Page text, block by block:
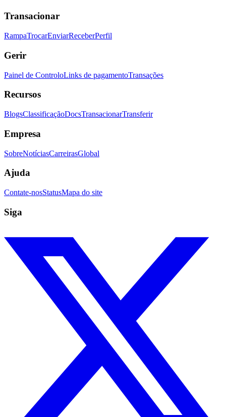
Transacionar
RampaTrocarEnviarReceberPerfil
Gerir
Painel de ControloLinks de pagamentoTransações
Recursos
BlogsClassificaçãoDocsTransacionarTransferir
Empresa
SobreNotíciasCarreirasGlobal
Ajuda
Contate-nosStatusMapa do site
Siga